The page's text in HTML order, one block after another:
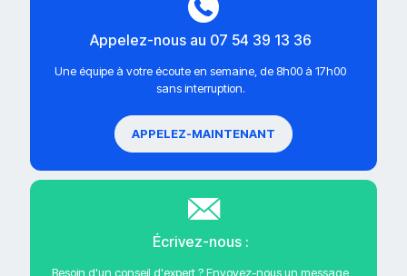
Appelez-nous au 07 54 39 13 36
Une équipe à votre écoute en semaine, de 8h00 à 17h00
sans interruption.
APPELEZ-MAINTENANT
Écrivez-nous :
Besoin d'un conseil d'expert ? Envoyez-nous un message